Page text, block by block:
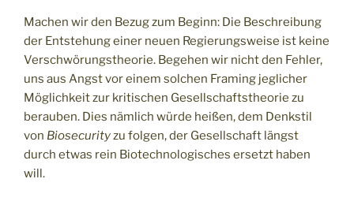
Machen wir den Bezug zum Beginn: Die Beschreibung
der Entstehung einer neuen Regierungsweise ist keine
Verschwörungstheorie. Begehen wir nicht den Fehler,
uns aus Angst vor einem solchen Framing jeglicher
Möglichkeit zur kritischen Gesellschaftstheorie zu
berauben. Dies nämlich würde heißen, dem Denkstil
von Biosecurityzu folgen, der Gesellschaft längst
durch etwas rein Biotechnologisches ersetzt haben
will.